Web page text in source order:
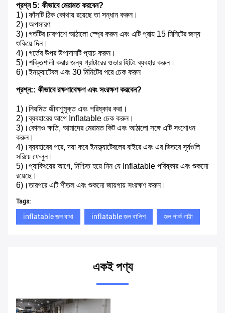
প্রশ্ন 5: কীভাবে মেরামত করবেন?
1)।ফাঁসটি ঠিক কোথায় রয়েছে তা সন্ধান করুন।
2)।অপসারণ
3)।গর্তটির চারপাশে আঠালো স্প্রে করুন এবং এটি প্রায় 15 মিনিটের জন্য
শুকিয়ে দিন।
4)।গর্তের উপর উপাদানটি প্যাচ করুন।
5)।শক্তিশালী করার জন্য গ্রাটারের ওভার হিটিং ব্যবহার করুন।
6)।ইনফ্ল্যাটেবল এবং 30 মিনিটের পরে চেক করুন
প্রশ্ন:: কীভাবে রক্ষণাবেক্ষণ এবং সংরক্ষণ করবেন?
1)।নিয়মিত জীবাণুমুক্ত এবং পরিষ্কার করা।
2)।ব্যবহারের আগে Inflatable চেক করুন।
3)।কোনও ক্ষতি, আমাদের মেরামত কিট এবং আঠালো সঙ্গে এটি সংশোধন
করুন।
4)।ব্যবহারের পরে, দয়া করে ইনফ্ল্যাটেবলের বাইরে এবং এর ভিতরে সূর্যগুলি
সরিয়ে ফেলুন।
5)।প্যাকিংয়ের আগে, নিশ্চিত হয়ে নিন যে Inflatable পরিষ্কার এবং শুকনো
রয়েছে।
6)।তারপরে এটি শীতল এবং শুকনো জায়গায় সংরক্ষণ করুন।
Tags:
inflatable জল বাধা inflatable জল বালিশ জল পার্ক গাট্টা
একই পণ্য